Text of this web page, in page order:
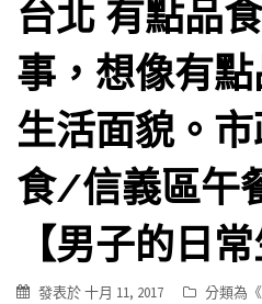
台北 有點品
事，想像有
生活面貌。
食/信義區午
【男子的日常
發表於十月 11, 2017 分類為《